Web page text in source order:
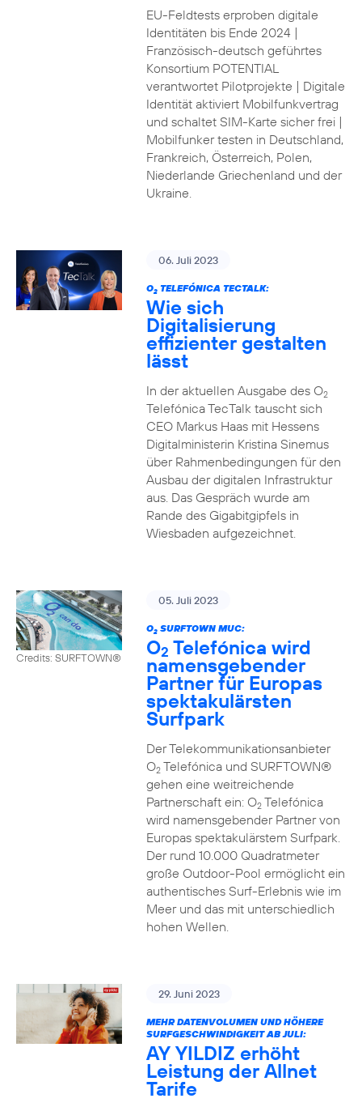
EU-Feldtests erproben digitale
Identitäten bis Ende 2024 |
Französisch-deutsch geführtes
Konsortium POTENTIAL
verantwortet Pilotprojekte | Digitale
Identität aktiviert Mobilfunkvertrag
und schaltet SIM-Karte sicher frei |
Mobilfunker testen in Deutschland,
Frankreich, Österreich, Polen,
Niederlande Griechenland und der
Ukraine.
06. Juli 2023
O2TELEFÓNICA TECTALK:
Wie sich
Digitalisierung
effizienter gestalten
lässt
In der aktuellen Ausgabe des O2
Telefónica TecTalk tauscht sich
CEO Markus Haas mit Hessens
Digitalministerin Kristina Sinemus
über Rahmenbedingungen für den
Ausbau der digitalen Infrastruktur
aus. Das Gespräch wurde am
Rande des Gigabitgipfels in
Wiesbaden aufgezeichnet.
Credits: SURFTOWN®
05. Juli 2023
O2SURFTOWN MUC:
O2 Telefónica wird
namensgebender
Partner für Europas
spektakulärsten
Surfpark
Der Telekommunikationsanbieter
O2Telefónica und SURFTOWN®
gehen eine weitreichende
Partnerschaft ein: O2Telefónica
wird namensgebender Partner von
Europas spektakulärstem Surfpark.
Der rund 10.000 Quadratmeter
große Outdoor-Pool ermöglicht ein
authentisches Surf-Erlebnis wie im
Meer und das mit unterschiedlich
hohen Wellen.
29. Juni 2023
MEHR DATENVOLUMEN UND HÖHERE
SURFGESCHWINDIGKEIT AB JULI:
AY YILDIZ erhöht
Leistung der Allnet
Tarife